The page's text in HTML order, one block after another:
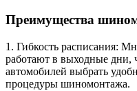
Преимущества
1. Гибкость расписания:
работают в выходные дни,
автомобилей выбрать
процедуры шиномонтажа.